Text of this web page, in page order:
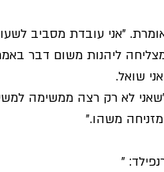
אומרת. "אני עובדת מסביב
ליהנות משום דבר
שואל.
"שאני לא רק רצה ממשימה
משהו."
"